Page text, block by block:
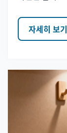
자세히 보기